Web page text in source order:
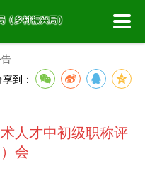
享到：
人才中初级职称评
会